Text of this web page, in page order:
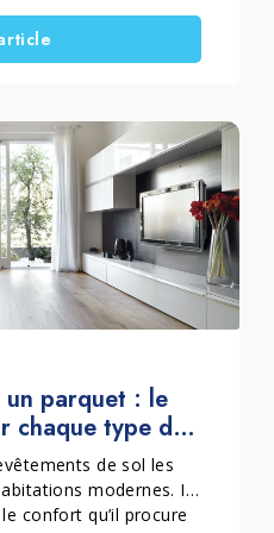
la possibilité
adapté. Dans de
de redonner toute
parquet : le
chaque type de
de sol les
modernes. Il
confort qu’il procure